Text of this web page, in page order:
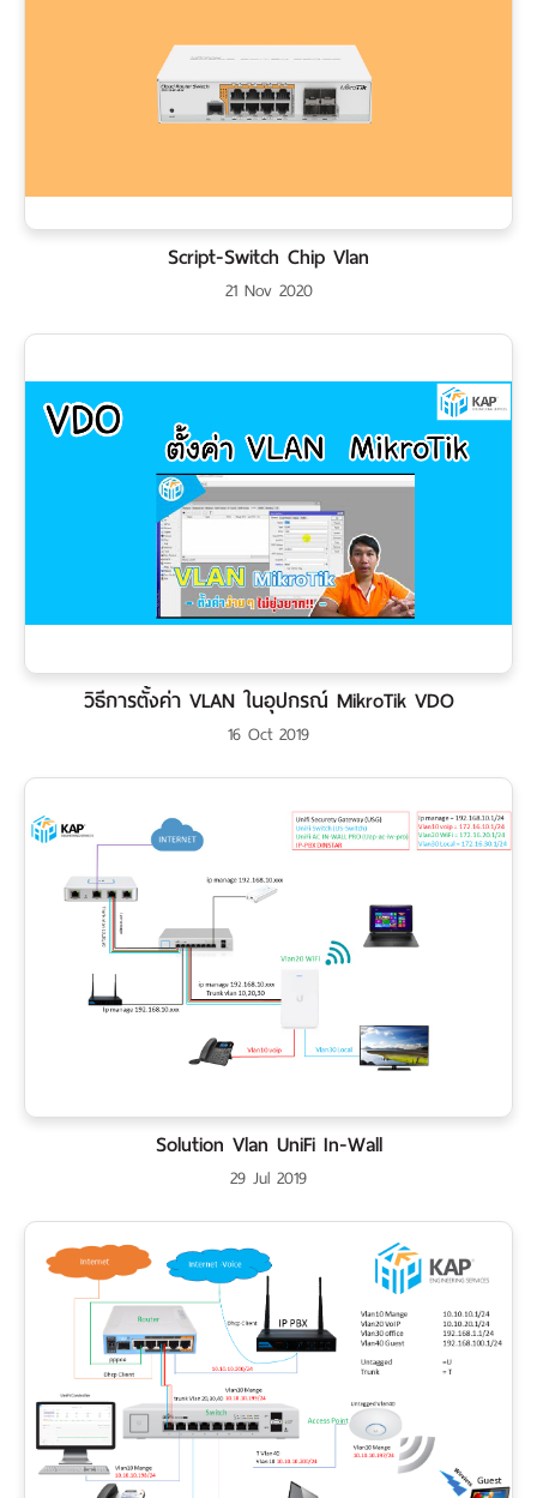
Script-Switch Chip Vlan
21 Nov 2020
วิธีการตั้งค่า VLAN ในอุปกรณ์ MikroTik VDO
16 Oct 2019
Solution Vlan UniFi In-Wall
29 Jul 2019